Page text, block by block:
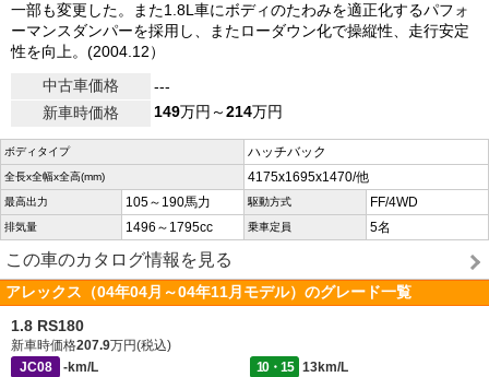
一部も変更した。また1.8L車にボディのたわみを適正化するパフォ
ーマンスダンパーを採用し、またローダウン化で操縦性、走行安定
性を向上。(2004.12）
中古車価格
---
新車時価格
149万円～214万円
ボディタイプ ハッチバック
全長x全幅x全高(mm) 4175x1695x1470/他
最高出力 105～190馬力 駆動方式 FF/4WD
排気量 1496～1795cc 乗車定員 5名
この車のカタログ情報を見る
アレックス（04年04月～04年11月モデル）のグレード一覧
1.8 RS180
新車時価格207.9万円(税込)
JC08
-km/L 10・15
13km/L